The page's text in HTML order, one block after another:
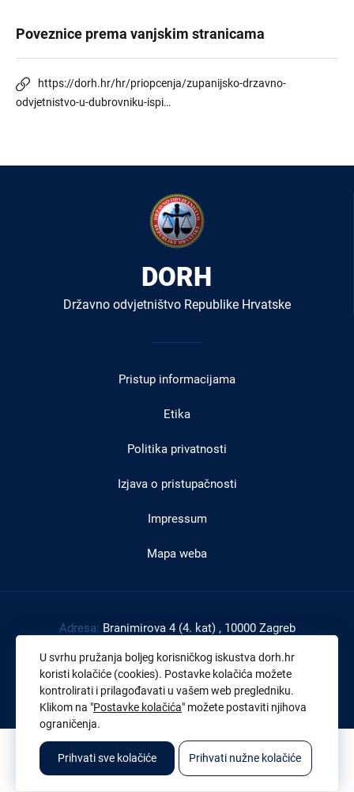
Poveznice prema vanjskim stranicama
https://dorh.hr/hr/priopcenja/zupanijsko-drzavno-
odvjetnistvo-u-dubrovniku-ispi…
DORH
Državno odvjetništvo Republike Hrvatske
Pristup informacijama
Etika
Politika privatnosti
Izjava o pristupačnosti
Impressum
Mapa weba
Adresa: Branimirova 4 (4. kat) , 10000 Zagreb
Tel: +385 1 4591 888
Faks:+385 1 4591 816
OIB:43539267895
© 2026. Sva prava pridržana. Državno odvjetništvo Republike Hrvatske
U svrhu pružanja boljeg korisničkog iskustva dorh.hr
koristi kolačiće (cookies). Postavke kolačića možete
kontrolirati i prilagođavati u vašem web pregledniku.
Klikom na "Postavke kolačića" možete postaviti njihova
ograničenja.
Prihvati sve kolačiće Prihvati nužne kolačiće